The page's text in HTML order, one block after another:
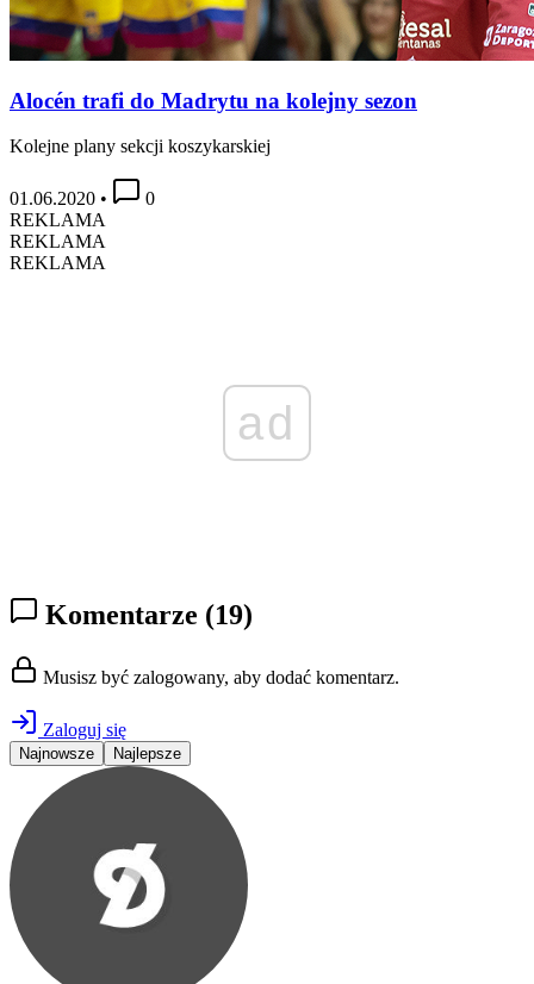
Alocén trafi do Madrytu na kolejny sezon
Kolejne plany sekcji koszykarskiej
01.06.2020 •
0
REKLAMA
REKLAMA
REKLAMA
ad
Komentarze (19)
Musisz być zalogowany, aby dodać komentarz.
Zaloguj się
Najnowsze Najlepsze